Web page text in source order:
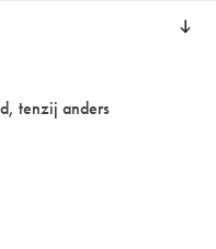
tenzij anders